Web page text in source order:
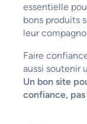
essentielle
bons produits
leur
Faire
aussi soutenir
Un bon site
confiance,